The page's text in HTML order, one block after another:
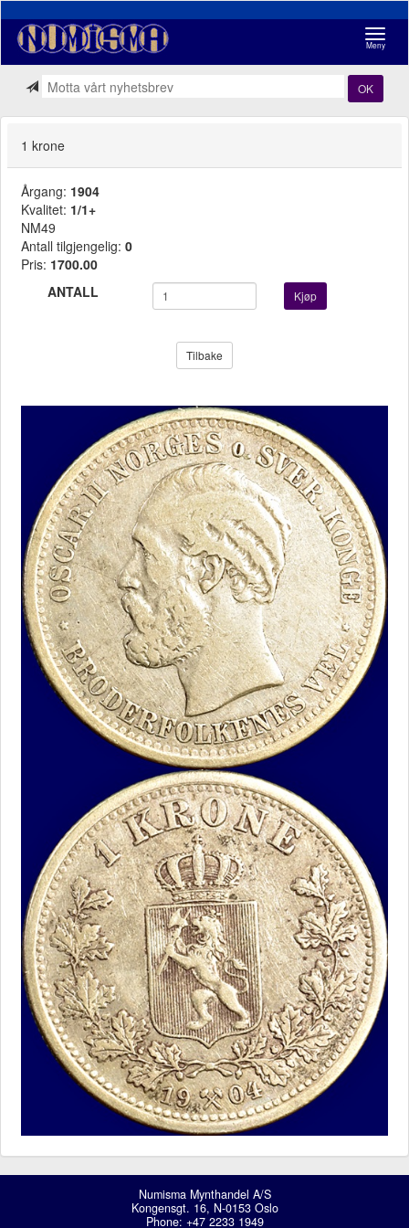
Meny
OK
1 krone
Årgang: 1904
Kvalitet: 1/1+
NM49
Antall tilgjengelig: 0
Pris: 1700.00
ANTALL
Kjøp
Tilbake
Numisma Mynthandel A/S
Kongensgt. 16, N-0153 Oslo
Phone: +47 2233 1949